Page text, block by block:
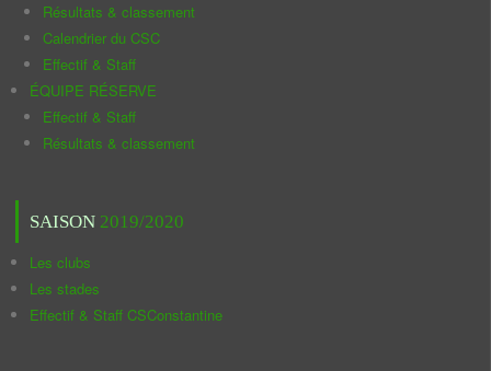
Résultats & classement
Calendrier du CSC
Effectif & Staff
ÉQUIPE RÉSERVE
Effectif & Staff
Résultats & classement
SAISON 2019/2020
Les clubs
Les stades
Effectif & Staff CSConstantine